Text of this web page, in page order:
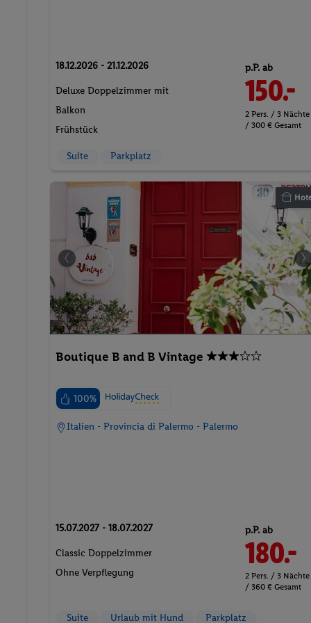
18.12.2026 - 21.12.2026
Deluxe Doppelzimmer mit
Balkon
Frühstück
p.P. ab
150.-
2 Pers. / 3 Nächte
/ 300 € Gesamt
Suite Parkplatz
Boutique B and B Vintage
100%
Italien - Provincia di Palermo - Palermo
15.07.2027 - 18.07.2027
Classic Doppelzimmer
Ohne Verpflegung
p.P. ab
180.-
2 Pers. / 3 Nächte
/ 360 € Gesamt
Suite Urlaub mit Hund Parkplatz